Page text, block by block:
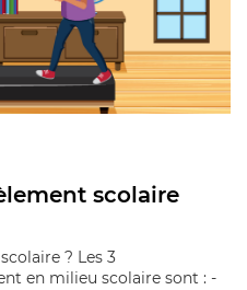
scolaire
? Les 3
en milieu scolaire sont : -